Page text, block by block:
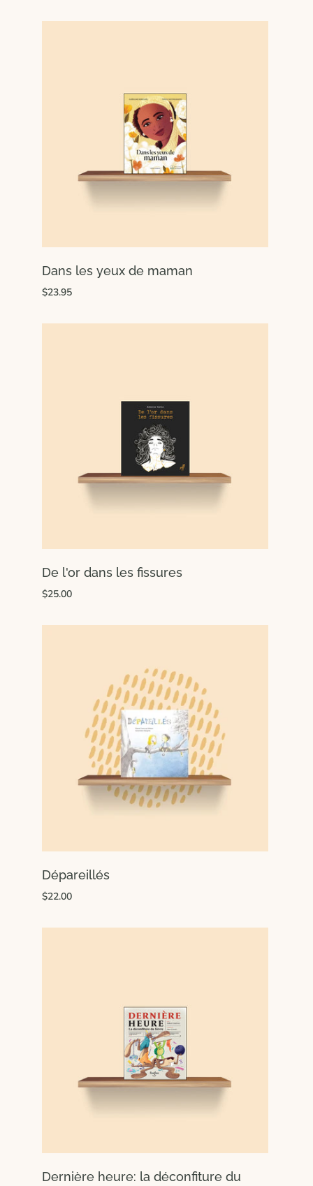
Dans les yeux de maman
$23.95
De l'or dans les fissures
$25.00
Dépareillés
$22.00
Dernière heure: la déconfiture du